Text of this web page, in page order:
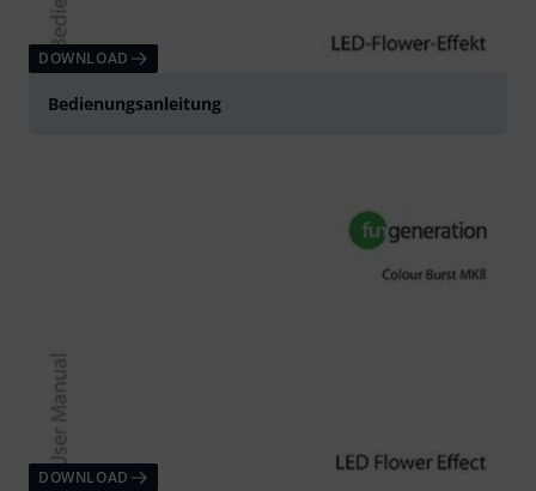
DOWNLOAD
Bedienungsanleitung
DOWNLOAD